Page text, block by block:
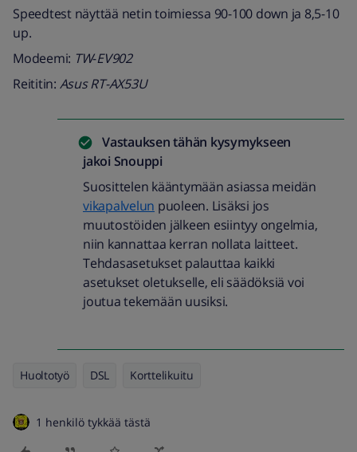
Speedtest näyttää netin toimiessa 90-100 down ja 8,5-10
up.
Modeemi: TW-EV902
Reititin: Asus RT-AX53U
Vastauksen tähän kysymykseen
jakoi Snouppi
Suosittelen kääntymään asiassa meidän
vikapalvelun puoleen. Lisäksi jos
muutostöiden jälkeen esiintyy ongelmia,
niin kannattaa kerran nollata laitteet.
Tehdasasetukset palauttaa kaikki
asetukset oletukselle, eli säädöksiä voi
joutua tekemään uusiksi.
Huoltotyö DSL Korttelikuitu
1 henkilö tykkää tästä